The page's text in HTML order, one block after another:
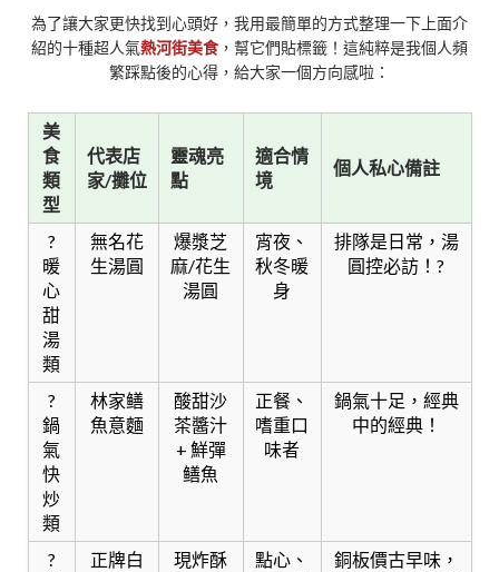
為了讓大家更快找到心頭好，我用最簡單的方式整理一下上面介
紹的十種超人氣熱河街美食 ，幫它們貼標籤！這純粹是我個人頻
繁踩點後的心得，給大家一個方向感啦：
美
食
類
型
代表店
家/攤位
靈魂亮
點
適合情
境
個人私心備註
?
暖
心
甜
湯
類
無名花
生湯圓
爆漿芝
麻/花生
湯圓
宵夜、
秋冬暖
身
排隊是日常，湯
圓控必訪！?
?
鍋
氣
快
炒
類
林家鳝
魚意麵
酸甜沙
茶醬汁
+ 鮮彈
鳝魚
正餐、
嗜重口
味者
鍋氣十足，經典
中的經典！
?
正牌白
現炸酥
點心、
銅板價古早味，